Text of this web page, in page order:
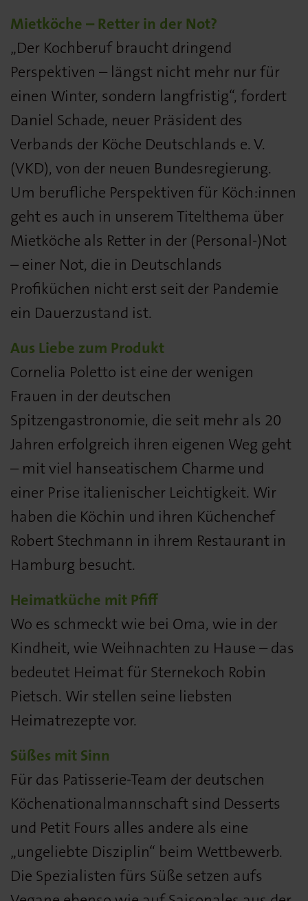
Mietköche – Retter in der Not?
„Der Kochberuf braucht dringend
Perspektiven – längst nicht mehr nur für
einen Winter, sondern langfristig“, fordert
Daniel Schade, neuer Präsident des
Verbands der Köche Deutschlands e. V.
(VKD), von der neuen Bundesregierung.
Um berufliche Perspektiven für Köch:innen
geht es auch in unserem Titelthema über
Mietköche als Retter in der (Personal-)Not
– einer Not, die in Deutschlands
Profiküchen nicht erst seit der Pandemie
ein Dauerzustand ist.
Aus Liebe zum Produkt
Cornelia Poletto ist eine der wenigen
Frauen in der deutschen
Spitzengastronomie, die seit mehr als 20
Jahren erfolgreich ihren eigenen Weg geht
– mit viel hanseatischem Charme und
einer Prise italienischer Leichtigkeit. Wir
haben die Köchin und ihren Küchenchef
Robert Stechmann in ihrem Restaurant in
Hamburg besucht.
Heimatküche mit Pfiff
Wo es schmeckt wie bei Oma, wie in der
Kindheit, wie Weihnachten zu Hause – das
bedeutet Heimat für Sternekoch Robin
Pietsch. Wir stellen seine liebsten
Heimatrezepte vor.
Süßes mit Sinn
Für das Patisserie-Team der deutschen
Köchenationalmannschaft sind Desserts
und Petit Fours alles andere als eine
„ungeliebte Disziplin“ beim Wettbewerb.
Die Spezialisten fürs Süße setzen aufs